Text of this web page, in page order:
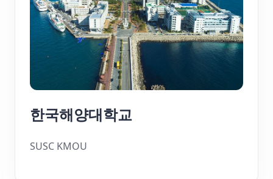
한국해양대학교
SUSC KMOU